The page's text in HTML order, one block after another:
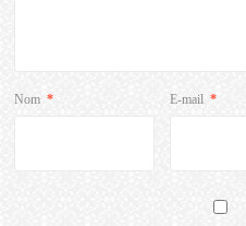
Nom * E-mail *